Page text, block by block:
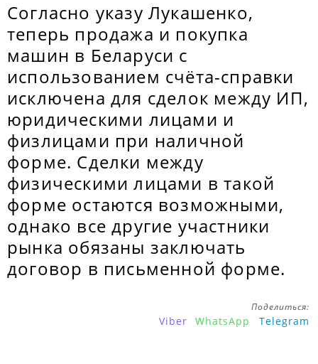
Согласно указу Лукашенко,
теперь продажа и покупка
машин в Беларуси с
использованием счёта-справки
исключена для сделок между ИП,
юридическими лицами и
физлицами при наличной
форме. Сделки между
физическими лицами в такой
форме остаются возможными,
однако все другие участники
рынка обязаны заключать
договор в письменной форме.
Поделиться:
Viber WhatsApp Telegram